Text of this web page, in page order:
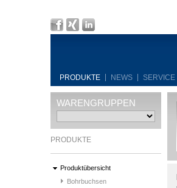
PRODUKTE NEWS SERVICE
WARENGRUPPEN
PRODUKTE
Produktübersicht
Bohrbuchsen